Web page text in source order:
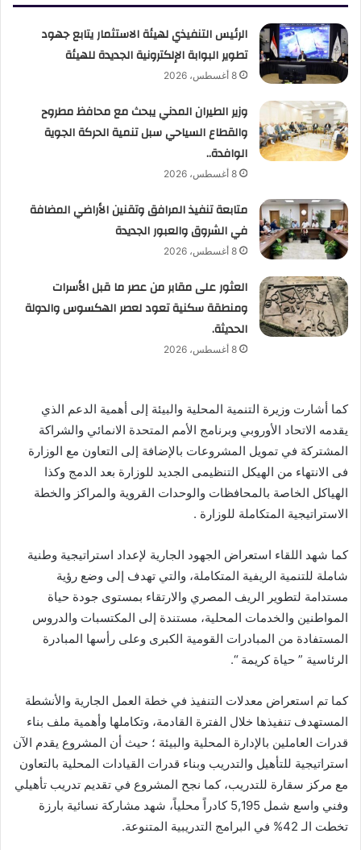
الرئيس التنفيذي لهيئة الاستثمار يتابع جهود
تطوير البوابة الإلكترونية الجديدة للهيئة
8 أغسطس، 2026
وزير الطيران المدني يبحث مع محافظ مطروح
والقطاع السياحي سبل تنمية الحركة الجوية
الوافدة..
8 أغسطس، 2026
متابعة تنفيذ المرافق وتقنين الأراضي المضافة
في الشروق والعبور الجديدة
8 أغسطس، 2026
العثور على مقابر من عصر ما قبل الأسرات
ومنطقة سكنية تعود لعصر الهكسوس والدولة
الحديثة.
8 أغسطس، 2026
كما أشارت وزيرة التنمية المحلية والبيئة إلى أهمية الدعم الذي
يقدمه الاتحاد الأوروبي وبرنامج الأمم المتحدة الانمائي والشراكة
المشتركة في تمويل المشروعات بالإضافة إلى التعاون مع الوزارة
فى الانتهاء من الهيكل التنظيمى الجديد للوزارة بعد الدمج وكذا
الهياكل الخاصة بالمحافظات والوحدات القروية والمراكز والخطة
الاستراتيجية المتكاملة للوزارة .
كما شهد اللقاء استعراض الجهود الجارية لإعداد استراتيجية وطنية
شاملة للتنمية الريفية المتكاملة، والتي تهدف إلى وضع رؤية
مستدامة لتطوير الريف المصري والارتقاء بمستوى جودة حياة
المواطنين والخدمات المحلية، مستندة إلى المكتسبات والدروس
المستفادة من المبادرات القومية الكبرى وعلى رأسها المبادرة
الرئاسية ” حياة كريمة “.
كما تم استعراض معدلات التنفيذ في خطة العمل الجارية والأنشطة
المستهدف تنفيذها خلال الفترة القادمة، وتكاملها وأهمية ملف بناء
قدرات العاملين بالإدارة المحلية والبيئة ؛ حيث أن المشروع يقدم الآن
استراتيجية للتأهيل والتدريب وبناء قدرات القيادات المحلية بالتعاون
مع مركز سقارة للتدريب، كما نجح المشروع في تقديم تدريب تأهيلي
وفني واسع شمل 5,195 كادراً محلياً، شهد مشاركة نسائية بارزة
تخطت الـ 42% في البرامج التدريبية المتنوعة.